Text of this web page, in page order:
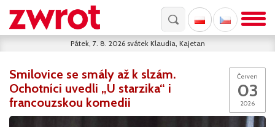
Pátek, 7. 8. 2026 svátek Klaudia, Kajetan
Červen
03
2026
Smilovice se smály až k slzám.
Ochotníci uvedli „U starzika“ i
francouzskou komedii